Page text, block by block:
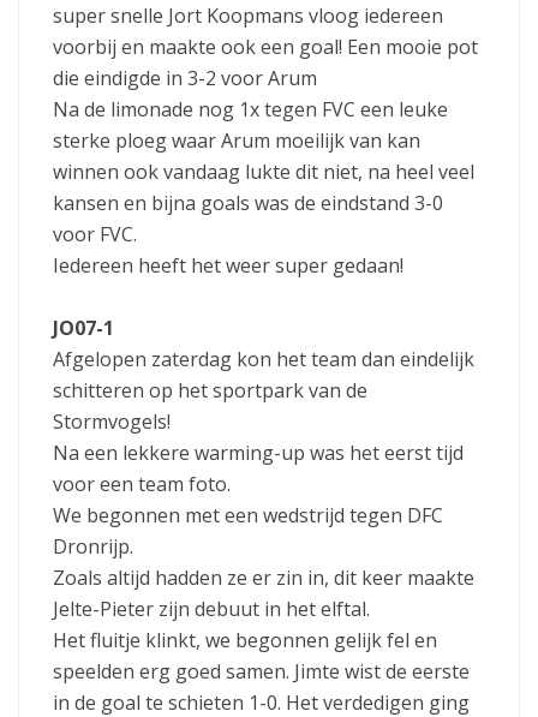
super snelle Jort Koopmans vloog iedereen
voorbij en maakte ook een goal! Een mooie pot
die eindigde in 3-2 voor Arum
Na de limonade nog 1x tegen FVC een leuke
sterke ploeg waar Arum moeilijk van kan
winnen ook vandaag lukte dit niet, na heel veel
kansen en bijna goals was de eindstand 3-0
voor FVC.
Iedereen heeft het weer super gedaan!
JO07-1
Afgelopen zaterdag kon het team dan eindelijk
schitteren op het sportpark van de
Stormvogels!
Na een lekkere warming-up was het eerst tijd
voor een team foto.
We begonnen met een wedstrijd tegen DFC
Dronrijp.
Zoals altijd hadden ze er zin in, dit keer maakte
Jelte-Pieter zijn debuut in het elftal.
Het fluitje klinkt, we begonnen gelijk fel en
speelden erg goed samen. Jimte wist de eerste
in de goal te schieten 1-0. Het verdedigen ging